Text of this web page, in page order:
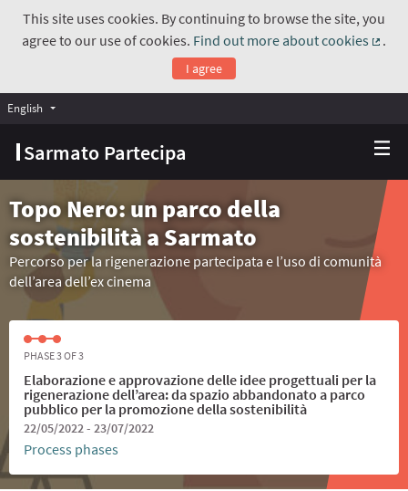
This site uses cookies. By continuing to browse the site, you
agree to our use of cookies. Find out more about cookies
.
I agree
Sarmato Partecipa
English Choose language
Topo Nero: un parco della
sostenibilità a Sarmato
Percorso per la rigenerazione partecipata e l’uso di comunità
dell’area dell’ex cinema
PHASE 3 OF 3
Elaborazione e approvazione delle idee progettuali per la
rigenerazione dell’area: da spazio abbandonato a parco
pubblico per la promozione della sostenibilità
22/05/2022 - 23/07/2022
Process phases